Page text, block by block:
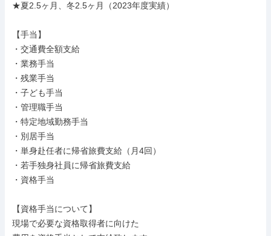
★夏2.5ヶ月、冬2.5ヶ月（2023年度実績）
【手当】
・交通費全額支給
・業務手当
・残業手当
・子ども手当
・管理職手当
・特定地域勤務手当
・別居手当
・単身赴任者に帰省旅費支給（月4回）
・若手独身社員に帰省旅費支給
・資格手当
【資格手当について】
現場で必要な資格取得者に向けた